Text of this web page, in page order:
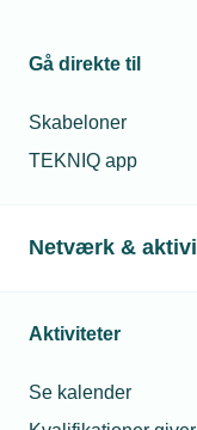
Gå direkte til
Skabeloner
TEKNIQ app
Netværk &
Aktiviteter
Se kalender